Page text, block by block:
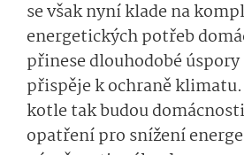
se však nyní klade na
energetických potřeb
přinese dlouhodobé úspory
přispěje k ochraně
kotle tak budou
opatření pro snížení